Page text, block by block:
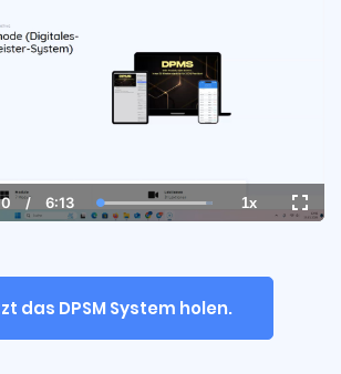
/ Duration
6:13 Loaded:
100.00%
1xPlayback
Rate
das DPSM System holen.